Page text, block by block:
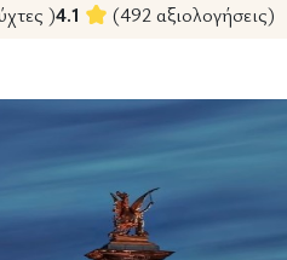
)4.1 (492 αξιολογήσεις)